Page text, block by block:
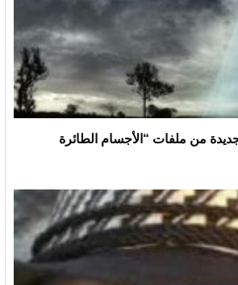
جديدة من ملفات “الأجسام الطائرة